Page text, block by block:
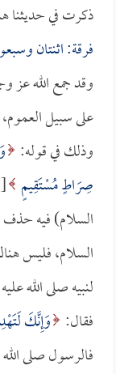
ذكرت في حديثنا
فرقة: اثنتان
وقد جمع الله عز
على سبيل
وذلك في قوله:
صِرَاطٍ مُسْتَقِيمٍ
السلام) فيه
السلام، فليس
لنبيه صلى الله
فقال: وَإِنَّكَ
فالرسول صلى